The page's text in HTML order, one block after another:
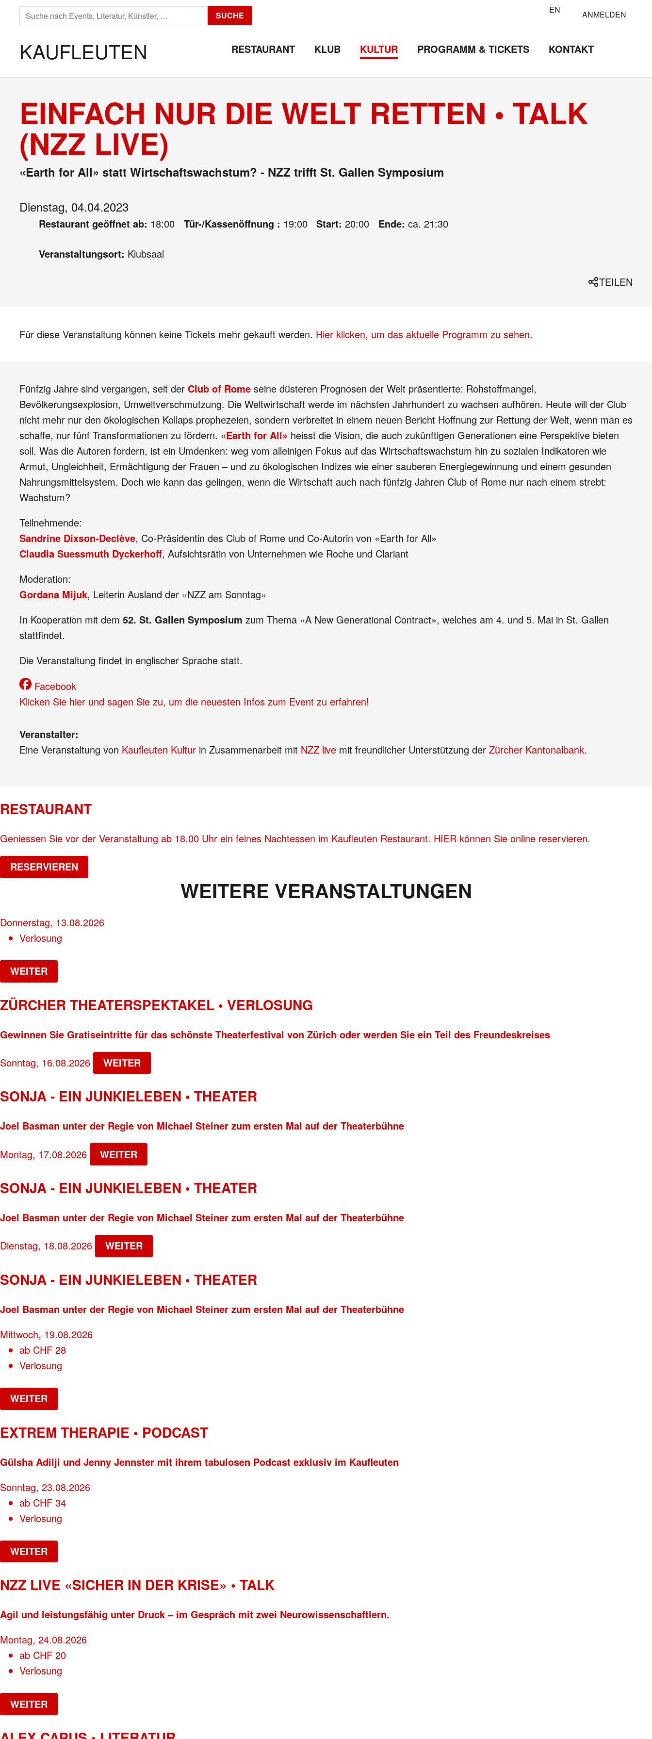
SUCHE
NACH:
SUCHE EN ANMELDEN
KAUFLEUTEN RESTAURANT KLUB KULTUR PROGRAMM & TICKETS KONTAKT
EINFACH NUR DIE WELT RETTEN • TALK
(NZZ LIVE)
«Earth for All» statt Wirtschaftswachstum? - NZZ trifft St. Gallen Symposium
Dienstag, 04.04.2023
Restaurant geöffnet ab: 18:00 Tür-/Kassenöffnung : 19:00 Start: 20:00 Ende: ca. 21:30
Veranstaltungsort: Klubsaal
TEILEN
Für diese Veranstaltung können keine Tickets mehr gekauft werden. Hier klicken, um das aktuelle Programm zu sehen.
Fünfzig Jahre sind vergangen, seit der Club of Rome seine düsteren Prognosen der Welt präsentierte: Rohstoffmangel,
Bevölkerungsexplosion, Umweltverschmutzung. Die Weltwirtschaft werde im nächsten Jahrhundert zu wachsen aufhören. Heute will der Club
nicht mehr nur den ökologischen Kollaps prophezeien, sondern verbreitet in einem neuen Bericht Hoffnung zur Rettung der Welt, wenn man es
schaffe, nur fünf Transformationen zu fördern. «Earth for All» heisst die Vision, die auch zukünftigen Generationen eine Perspektive bieten
soll. Was die Autoren fordern, ist ein Umdenken: weg vom alleinigen Fokus auf das Wirtschaftswachstum hin zu sozialen Indikatoren wie
Armut, Ungleichheit, Ermächtigung der Frauen – und zu ökologischen Indizes wie einer sauberen Energiegewinnung und einem gesunden
Nahrungsmittelsystem. Doch wie kann das gelingen, wenn die Wirtschaft auch nach fünfzig Jahren Club of Rome nur nach einem strebt:
Wachstum?
Teilnehmende:
Sandrine Dixson-Declève, Co-Präsidentin des Club of Rome und Co-Autorin von «Earth for All»
Claudia Suessmuth Dyckerhoff, Aufsichtsrätin von Unternehmen wie Roche und Clariant
Moderation:
Gordana Mijuk, Leiterin Ausland der «NZZ am Sonntag»
In Kooperation mit dem 52. St. Gallen Symposium zum Thema «A New Generational Contract», welches am 4. und 5. Mai in St. Gallen
stattfindet.
Die Veranstaltung findet in englischer Sprache statt.
Facebook
Klicken Sie hier und sagen Sie zu, um die neuesten Infos zum Event zu erfahren!
Veranstalter:
Eine Veranstaltung von Kaufleuten Kultur in Zusammenarbeit mit NZZ live mit freundlicher Unterstützung der Zürcher Kantonalbank.
RESTAURANT
Geniessen Sie vor der Veranstaltung ab 18.00 Uhr ein feines Nachtessen im Kaufleuten Restaurant. HIER können Sie online reservieren.
RESERVIEREN
WEITERE VERANSTALTUNGEN
Donnerstag, 13.08.2026
Verlosung
WEITER
ZÜRCHER THEATERSPEKTAKEL • VERLOSUNG
Gewinnen Sie Gratiseintritte für das schönste Theaterfestival von Zürich oder werden Sie ein Teil des Freundeskreises
Sonntag, 16.08.2026 WEITER
SONJA - EIN JUNKIELEBEN • THEATER
Joel Basman unter der Regie von Michael Steiner zum ersten Mal auf der Theaterbühne
Montag, 17.08.2026 WEITER
SONJA - EIN JUNKIELEBEN • THEATER
Joel Basman unter der Regie von Michael Steiner zum ersten Mal auf der Theaterbühne
Dienstag, 18.08.2026 WEITER
SONJA - EIN JUNKIELEBEN • THEATER
Joel Basman unter der Regie von Michael Steiner zum ersten Mal auf der Theaterbühne
Mittwoch, 19.08.2026
ab CHF 28
Verlosung
WEITER
EXTREM THERAPIE • PODCAST
Gülsha Adilji und Jenny Jennster mit ihrem tabulosen Podcast exklusiv im Kaufleuten
Sonntag, 23.08.2026
ab CHF 34
Verlosung
WEITER
NZZ LIVE «SICHER IN DER KRISE» • TALK
Agil und leistungsfähig unter Druck – im Gespräch mit zwei Neurowissenschaftlern.
Montag, 24.08.2026
ab CHF 20
Verlosung
WEITER